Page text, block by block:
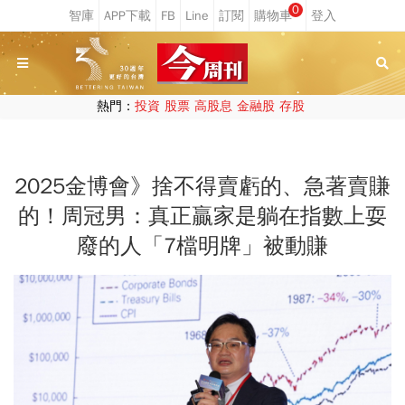
0
熱門： 投資 股票 高股息 金融股 存股
2025金博會》捨不得賣虧的、急著賣賺
的！周冠男：真正贏家是躺在指數上耍
廢的人「7檔明牌」被動賺